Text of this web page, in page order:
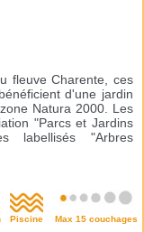
fleuve Charente, ces
d'une jardin
Natura 2000. Les
"Parcs et Jardins
labellisés "Arbres
Piscine Max 15 couchages